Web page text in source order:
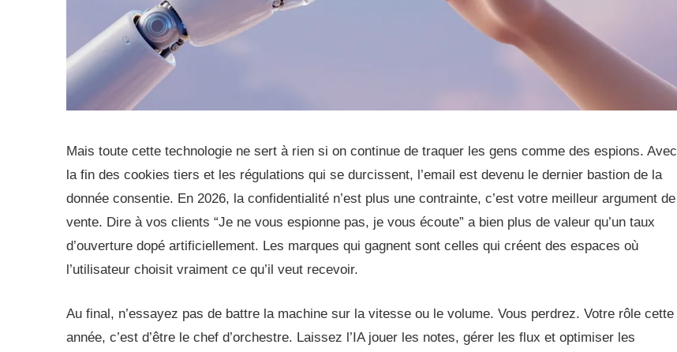
Mais toute cette technologie ne sert à rien si on continue de traquer les gens comme des espions. Avec
la fin des cookies tiers et les régulations qui se durcissent, l’email est devenu le dernier bastion de la
donnée consentie. En 2026, la confidentialité n’est plus une contrainte, c’est votre meilleur argument de
vente. Dire à vos clients “Je ne vous espionne pas, je vous écoute” a bien plus de valeur qu’un taux
d’ouverture dopé artificiellement. Les marques qui gagnent sont celles qui créent des espaces où
l’utilisateur choisit vraiment ce qu’il veut recevoir.
Au final, n’essayez pas de battre la machine sur la vitesse ou le volume. Vous perdrez. Votre rôle cette
année, c’est d’être le chef d’orchestre. Laissez l’IA jouer les notes, gérer les flux et optimiser les